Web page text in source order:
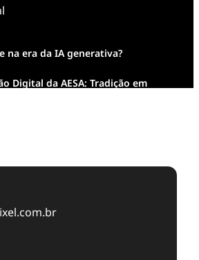
na era da IA generativa?
Digital da AESA: Tradição em